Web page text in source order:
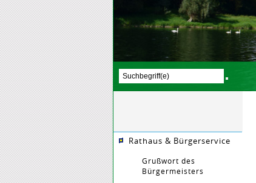
Rathaus & Bürgerservice
Grußwort des
Bürgermeisters